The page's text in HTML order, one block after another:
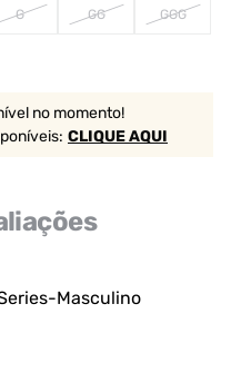
G GG GGG
no momento!
: CLIQUE AQUI